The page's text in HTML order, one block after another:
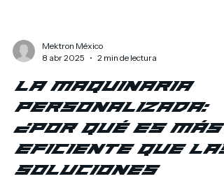
Mektron México
2 min de lectura
La Maquinaria
Personalizada: